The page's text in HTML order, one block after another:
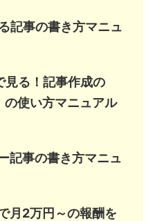
記事の書き方マニュ
見る！記事作成の
の使い方マニュアル
記事の書き方マニュ
月2万円～の報酬を